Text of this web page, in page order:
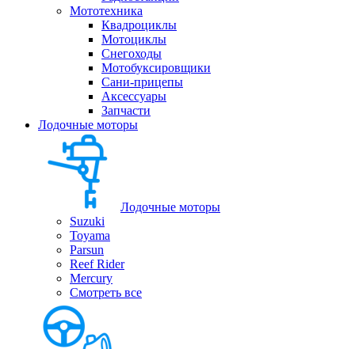
Мототехника
Квадроциклы
Мотоциклы
Снегоходы
Мотобуксировщики
Сани-прицепы
Аксессуары
Запчасти
Лодочные моторы
Лодочные моторы
Suzuki
Toyama
Parsun
Reef Rider
Mercury
Смотреть все